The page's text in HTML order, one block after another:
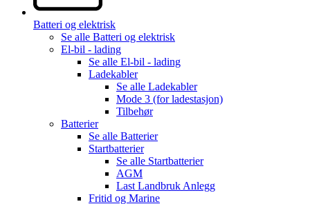
Batteri og elektrisk
Se alle Batteri og elektrisk
El-bil - lading
Se alle El-bil - lading
Ladekabler
Se alle Ladekabler
Mode 3 (for ladestasjon)
Tilbehør
Batterier
Se alle Batterier
Startbatterier
Se alle Startbatterier
AGM
Last Landbruk Anlegg
Fritid og Marine